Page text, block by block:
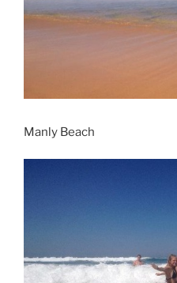
Manly Beach